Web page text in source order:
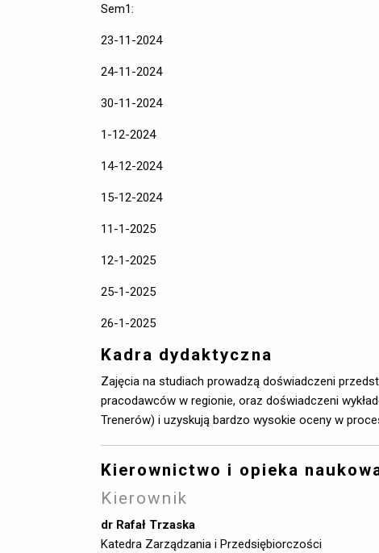
Sem1:
23-11-2024
24-11-2024
30-11-2024
1-12-2024
14-12-2024
15-12-2024
11-1-2025
12-1-2025
25-1-2025
26-1-2025
Kadra dydaktyczna
Zajęcia na studiach prowadzą doświadczeni
pracodawców w regionie, oraz doświadczeni
Trenerów) i uzyskują bardzo wysokie oceny w
Kierownictwo i opieka
Kierownik
dr Rafał Trzaska
Katedra Zarządzania i Przedsiębiorczości